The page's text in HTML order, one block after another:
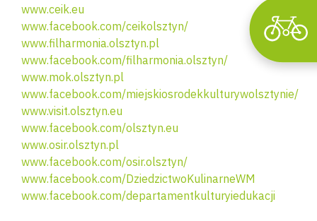
www.ceik.eu
www.facebook.com/ceikolsztyn/
www.filharmonia.olsztyn.pl
www.facebook.com/filharmonia.olsztyn/
www.mok.olsztyn.pl
www.facebook.com/miejskiosrodekkulturywolsztynie/
www.visit.olsztyn.eu
www.facebook.com/olsztyn.eu
www.osir.olsztyn.pl
www.facebook.com/osir.olsztyn/
www.facebook.com/DziedzictwoKulinarneWM
www.facebook.com/departamentkulturyiedukacji